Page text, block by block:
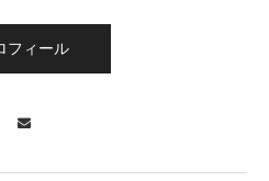
フィール